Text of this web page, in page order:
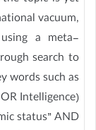
vacuum,
a meta-
search to
words such as
Intelligence)
status” AND